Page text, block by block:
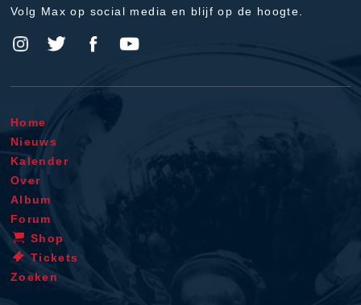
Volg Max op social media en blijf op de hoogte.
Home
Nieuws
Kalender
Over
Album
Forum
Shop
Tickets
Zoeken